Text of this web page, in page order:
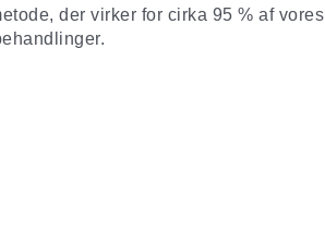
der virker for cirka 95 % af vores